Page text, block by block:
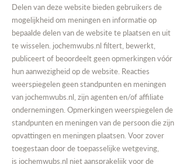
Delen van deze website bieden gebruikers de
mogelijkheid om meningen en informatie op
bepaalde delen van de website te plaatsen en uit
te wisselen. jochemwubs.nl filtert, bewerkt,
publiceert of beoordeelt geen opmerkingen vóór
hun aanwezigheid op de website. Reacties
weerspiegelen geen standpunten en meningen
van jochemwubs.nl , zijn agenten en/of affiliate
ondernemingen. Opmerkingen weerspiegelen de
standpunten en meningen van de persoon die zijn
opvattingen en meningen plaatsen. Voor zover
toegestaan door de toepasselijke wetgeving,
is jochemwubs.nl niet aansprakelijk voor de